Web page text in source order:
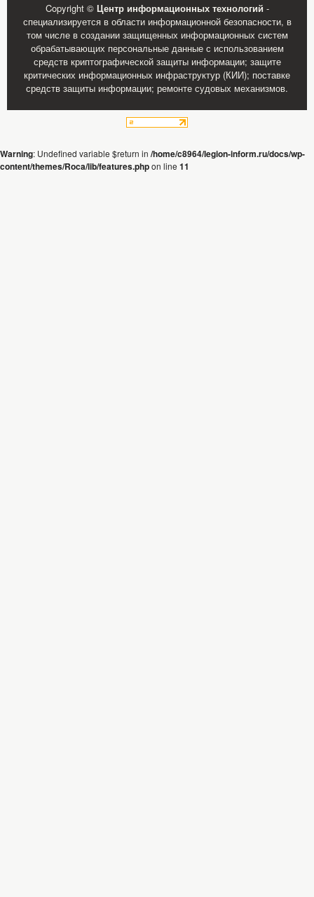
Copyright © Центр информационных технологий -
специализируется в области информационной безопасности, в
том числе в создании защищенных информационных систем
обрабатывающих персональные данные с использованием
средств криптографической защиты информации; защите
критических информационных инфраструктур (КИИ); поставке
средств защиты информации; ремонте судовых механизмов.
Warning: Undefined variable $return in /home/c8964/legion-inform.ru/docs/wp-
content/themes/Roca/lib/features.phpon line 11